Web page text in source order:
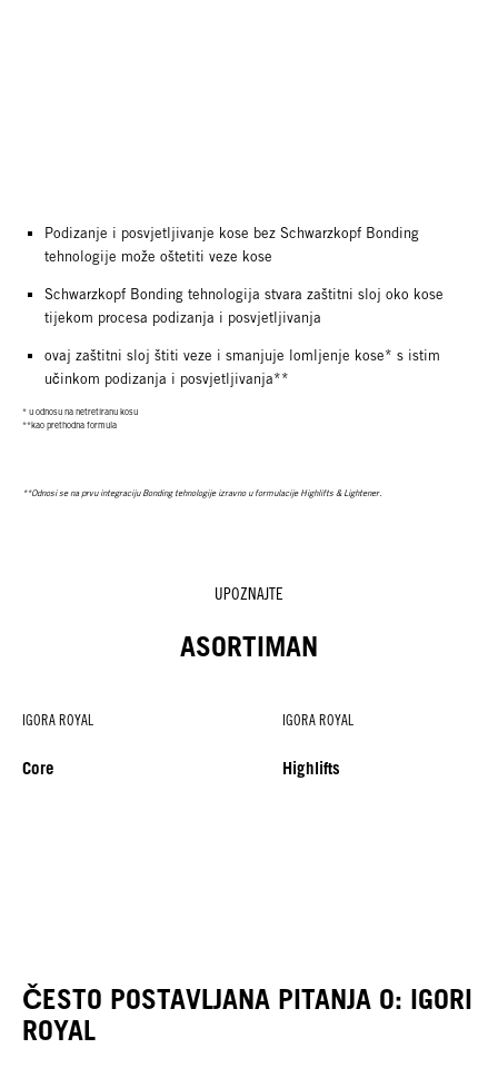
Podizanje i posvjetljivanje kose bez Schwarzkopf Bonding
tehnologije može oštetiti veze kose
Schwarzkopf Bonding tehnologija stvara zaštitni sloj oko kose
tijekom procesa podizanja i posvjetljivanja
ovaj zaštitni sloj štiti veze i smanjuje lomljenje kose* s istim
učinkom podizanja i posvjetljivanja**
* u odnosu na netretiranu kosu
**kao prethodna formula
**Odnosi se na prvu integraciju Bonding tehnologije izravno u formulacije Highlifts & Lightener.
UPOZNAJTE
ASORTIMAN
IGORA ROYAL
Core
IGORA ROYAL
Highlifts
ČESTO POSTAVLJANA PITANJA O: IGORI
ROYAL